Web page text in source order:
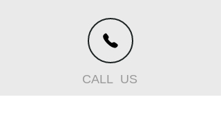
CALL US